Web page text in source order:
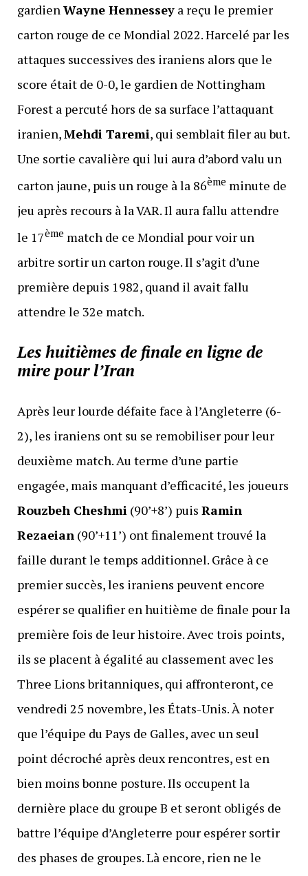
gardienWayne Hennesseya reçu le premier
carton rouge de ce Mondial 2022. Harcelé par les
attaques successives des iraniens alors que le
score était de 0-0, le gardien de Nottingham
Forest a percuté hors de sa surface l’attaquant
iranien,Mehdi Taremi, qui semblait filer au but.
Une sortie cavalière qui lui aura d’abord valu un
carton jaune, puis un rouge à la 86ème minute de
jeu après recours à la VAR. Il aura fallu attendre
le 17ème match de ce Mondial pour voir un
arbitre sortir un carton rouge. Il s’agit d’une
première depuis 1982, quand il avait fallu
attendre le 32e match.
Les huitièmes de finale en ligne de
mire pour l’Iran
Après leur lourde défaite face à l’Angleterre (6-
2), les iraniens ont su se remobiliser pour leur
deuxième match. Au terme d’une partie
engagée, mais manquant d’efficacité, les joueurs
Rouzbeh Cheshmi(90’+8’) puis Ramin
Rezaeian(90’+11’) ont finalement trouvé la
faille durant le temps additionnel. Grâce à ce
premier succès, les iraniens peuvent encore
espérer se qualifier en huitième de finale pour la
première fois de leur histoire. Avec trois points,
ils se placent à égalité au classement avec les
Three Lions britanniques, qui affronteront, ce
vendredi 25 novembre, les États-Unis. À noter
que l’équipe du Pays de Galles, avec un seul
point décroché après deux rencontres, est en
bien moins bonne posture. Ils occupent la
dernière place du groupe B et seront obligés de
battre l’équipe d’Angleterre pour espérer sortir
des phases de groupes. Là encore, rien ne le